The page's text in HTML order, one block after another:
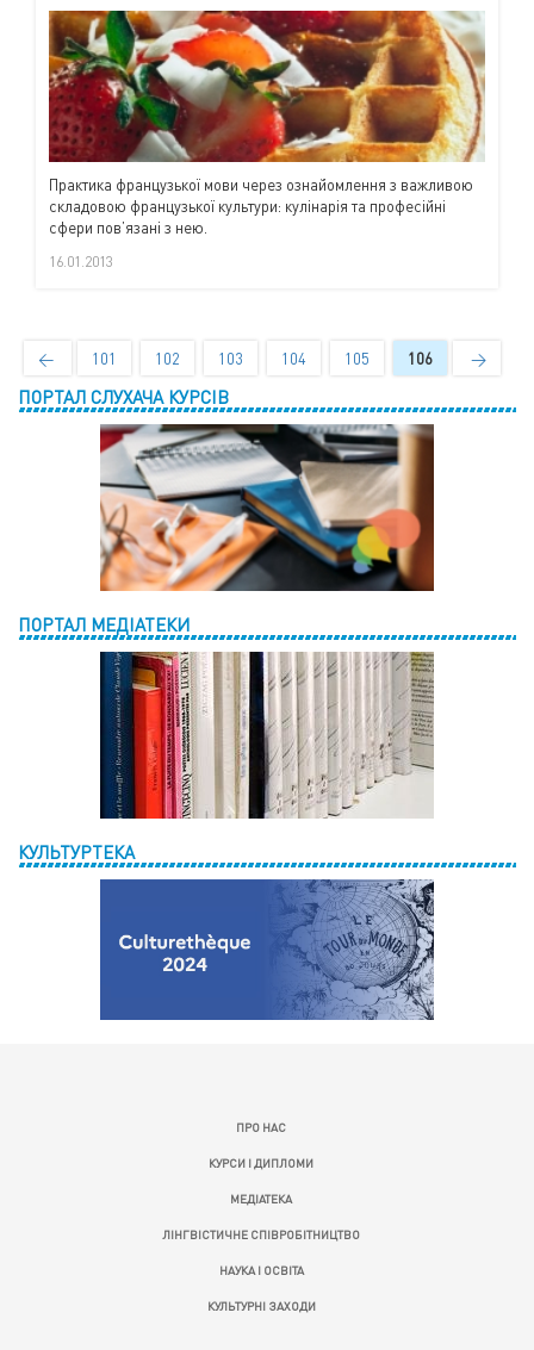
Практика французької мови через ознайомлення з важливою
складовою французької культури: кулінарія та професійні
сфери пов’язані з нею.
16.01.2013
← 101 102 103 104 105 106 →
ПОРТАЛ СЛУХАЧА КУРСІВ
ПОРТАЛ МЕДІАТЕКИ
КУЛЬТУРТЕКА
ПРО НАС
КУРСИ І ДИПЛОМИ
МЕДІАТЕКА
ЛІНГВІСТИЧНЕ СПІВРОБІТНИЦТВО
НАУКА І ОСВІТА
КУЛЬТУРНІ ЗАХОДИ